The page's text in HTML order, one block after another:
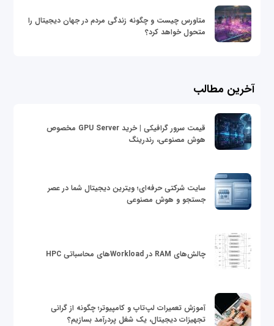
متاورس چیست و چگونه زندگی مردم در جهان دیجیتال را
متحول خواهد کرد؟
آخرین مطالب
قیمت سرور گرافیکی | خرید GPU Server مخصوص
هوش مصنوعی، رندرینگ
سایت شرکتی حرفه‌ای؛ ویترین دیجیتال شما در عصر
جستجو و هوش مصنوعی
چالش‌های RAM در Workloadهای محاسباتی HPC
آموزش تعمیرات لپ‌تاپ و کامپیوتر؛ چگونه از گرانی
تجهیزات دیجیتال، یک شغل پردرآمد بسازیم؟